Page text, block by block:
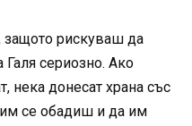
защото рискуваш да
Галя сериозно. Ако
нека донесат храна със
се обадиш и да им